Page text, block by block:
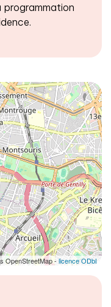
programmation
OpenStreetMap -licence ODbL